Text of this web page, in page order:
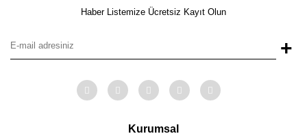
Haber Listemize Ücretsiz Kayıt Olun
+
Kurumsal